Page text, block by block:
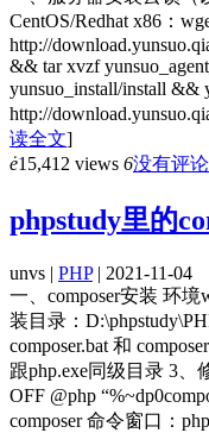
CentOS/Redhat x86：
http://
&& tar xvzf
yunsuo_install/install &&
http://
读全文]
ė15,412 views 6没有评论
phpstudy里的
unvs | PHP| 2021-11-04
一、composer安装 环境
装目录：
composer.bat 和
跟php.exe同级目录 3、
OFF @php
composer 命令窗口：